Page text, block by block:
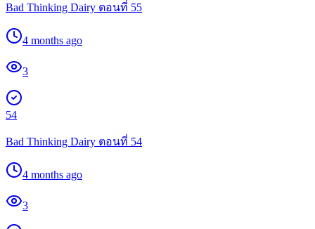
Bad Thinking Dairy ตอนที่ 55
4 months ago
3
54
Bad Thinking Dairy ตอนที่ 54
4 months ago
3